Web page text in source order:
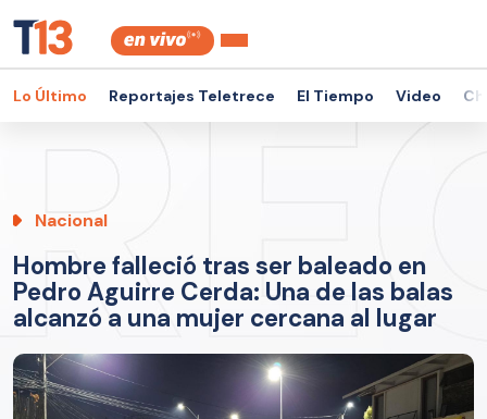
Lo Último Reportajes Teletrece El Tiempo Video
Nacional
Hombre falleció tras ser baleado en
Pedro Aguirre Cerda: Una de las balas
alcanzó a una mujer cercana al lugar